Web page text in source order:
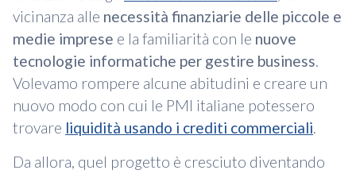
vicinanza alle necessità finanziarie delle piccole e
medie imprese e la familiarità con le nuove
tecnologie informatiche per gestire business.
Volevamo rompere alcune abitudini e creare un
nuovo modo con cui le PMI italiane potessero
trovare liquidità usando i crediti commerciali.
Da allora, quel progetto è cresciuto diventando